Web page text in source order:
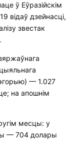
ў Еўразійскім
відаў дзейнасці,
звестак
— 1.027
на апошнім
месцы: у
— 704 долары